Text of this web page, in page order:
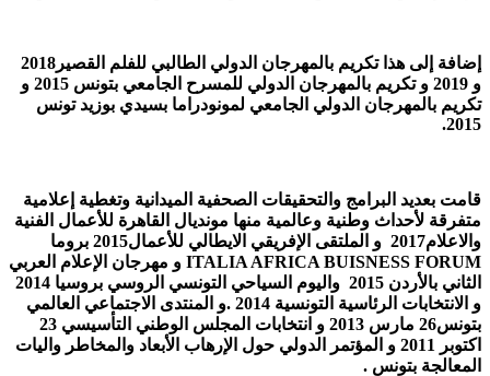
إضافة إلى هذا تكريم بالمهرجان الدولي الطالبي للفلم القصير2018
و 2019 و تكريم بالمهرجان الدولي للمسرح الجامعي بتونس 2015 و
تكريم بالمهرجان الدولي الجامعي لمونودراما بسيدي بوزيد تونس
2015.
قامت بعديد البرامج والتحقيقات الصحفية الميدانية وتغطية إعلامية
متفرقة لأحداث وطنية وعالمية منها مونديال القاهرة للأعمال الفنية
والاعلام2017 و الملتقى الإفريقي الايطالي للأعمال2015 بروما
ITALIA AFRICA BUISNESS FORUM و مهرجان الإعلام العربي
الثاني بالأردن 2015 واليوم السياحي التونسي الروسي بروسيا 2014
و الانتخابات الرئاسية التونسية 2014 .و المنتدى الاجتماعي العالمي
بتونس26 مارس 2013 و انتخابات المجلس الوطني التأسيسي 23
اكتوبر 2011 و المؤتمر الدولي حول الإرهاب الأبعاد والمخاطر واليات
المعالجة بتونس .